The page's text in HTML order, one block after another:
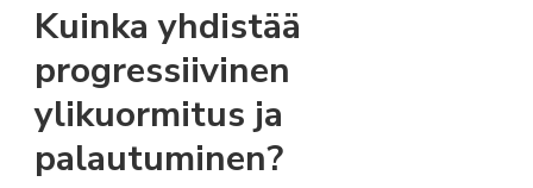
Kuinka yhdistää
progressiivinen
ylikuormitus ja
palautuminen?